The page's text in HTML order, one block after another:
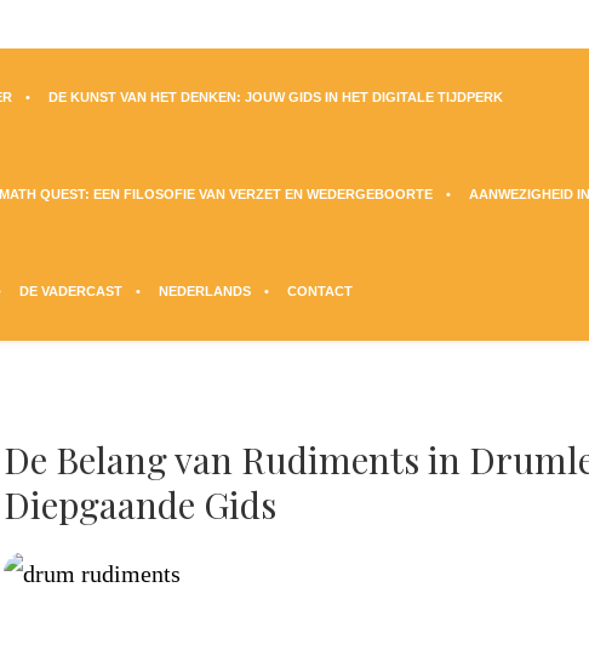
DE KUNST VAN HET DENKEN: JOUW GIDS IN HET DIGITALE TIJDPERK
QUEST: EEN FILOSOFIE VAN VERZET EN WEDERGEBOORTE AANWEZIGHEID
DE VADERCAST NEDERLANDS CONTACT
De Belang van Rudiments in
Diepgaande Gids